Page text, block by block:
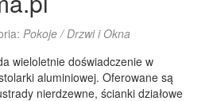
Pokoje / Drzwi i Okna
wieloletnie doświadczenie w
aluminiowej. Oferowane są
nierdzewne, ścianki działowe